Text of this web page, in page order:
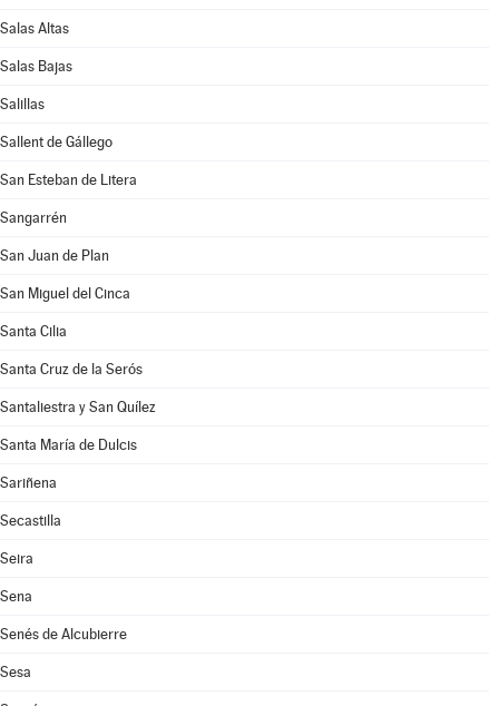
Salas Altas
Salas Bajas
Salillas
Sallent de Gállego
San Esteban de Litera
Sangarrén
San Juan de Plan
San Miguel del Cinca
Santa Cilia
Santa Cruz de la Serós
Santaliestra y San Quílez
Santa María de Dulcis
Sariñena
Secastilla
Seira
Sena
Senés de Alcubierre
Sesa